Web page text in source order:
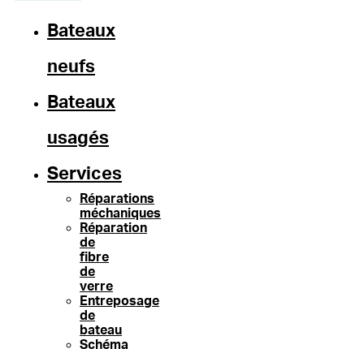
Bateaux
neufs
Bateaux
usagés
Services
Réparations
méchaniques
Réparation
de
fibre
de
verre
Entreposage
de
bateau
Schéma